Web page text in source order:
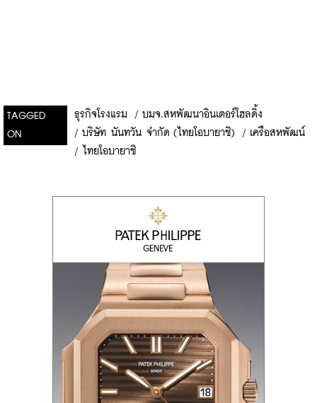
TAGGED
ON
ธุรกิจโรงแรม / บมจ.สหพัฒนาอินเตอร์โฮลดิ้ง
/ บริษัท นันทวัน จำกัด (ไทยโอบายาชิ) / เครือสหพัฒน์
/
ไทยโอบายาชิ